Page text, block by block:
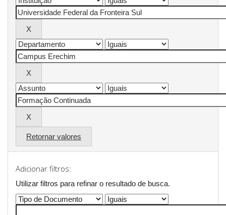
Retornar valores
Adicionar filtros:
Utilizar filtros para refinar o resultado de busca.